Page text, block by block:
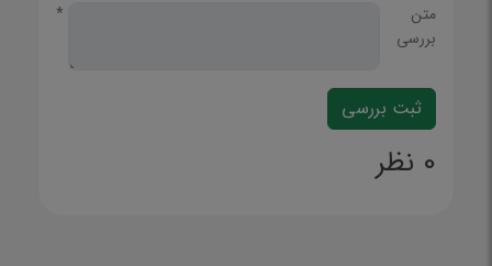
متن
بررسی
*
0 نظر